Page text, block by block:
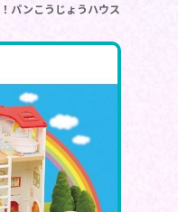
パンこうじょうハウス